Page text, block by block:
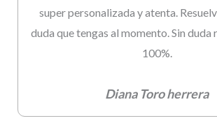
super personalizada y atenta.
duda que tengas al momento. Sin
100%.
Diana Toro herrera